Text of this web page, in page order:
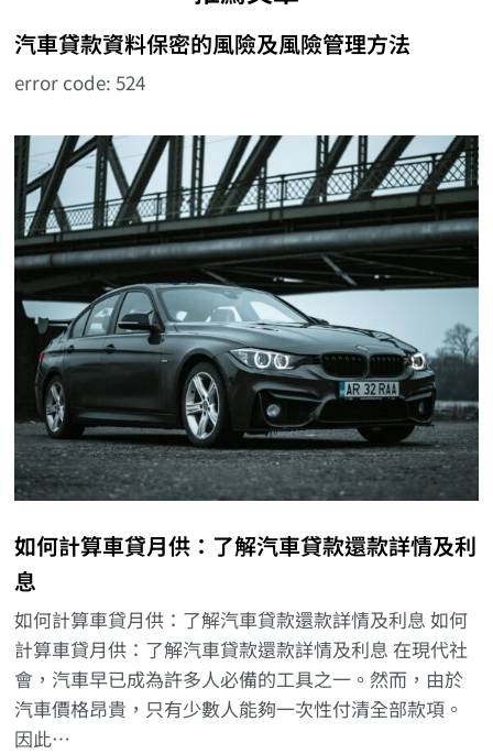
汽車貸款資料保密的風險及風險管理方法
error code: 524
如何計算車貸月供：了解汽車貸款還款詳情及利
息
如何計算車貸月供：了解汽車貸款還款詳情及利息 如何
計算車貸月供：了解汽車貸款還款詳情及利息 在現代社
會，汽車早已成為許多人必備的工具之一。然而，由於
汽車價格昂貴，只有少數人能夠一次性付清全部款項。
因此…